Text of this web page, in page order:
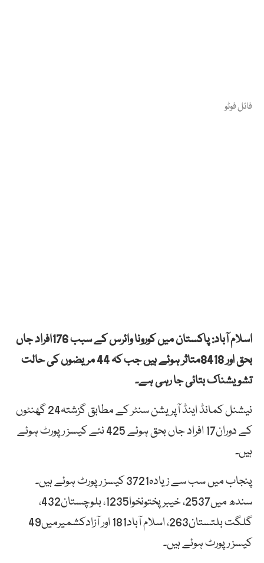
فائل فوٹو
اسلام آباد: پاکستان میں کورونا وائرس کے سبب 176افراد جاں
بحق اور 8418متاثر ہوئے ہیں جب کہ 44 مریضوں کی حالت
تشویشناک بتائی جا رہی ہے۔
نیشنل کمانڈ اینڈ آپریشن سنٹر کے مطابق گزشتہ24 گھنٹوں
کے دوران17 افراد جاں بحق ہوئے 425 نئے کیسز رپورٹ ہوئے
ہیں۔
پنجاب میں سب سے زیادہ3721 کیسز رپورٹ ہوئے ہیں۔
سندھ میں2537، خیبرپختونخوا1235، بلوچستان432،
گلگت بلتستان263، اسلام آباد181 اور آزادکشمیرمیں49
کیسز رپورٹ ہوئے ہیں۔